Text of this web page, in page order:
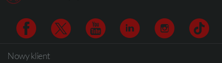
CAD
Facebook
Nowy klient